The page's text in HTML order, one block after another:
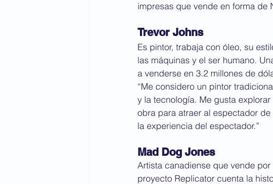
impresas que vende en forma de
Trevor Johns
Es pintor, trabaja con óleo, su
las máquinas y el ser humano.
a venderse en 3.2 millones de
“Me considero un pintor
y la tecnología. Me gusta
obra para atraer al espectador
la experiencia del espectador.”
Mad Dog Jones
Artista canadiense que vende
proyecto Replicator cuenta la